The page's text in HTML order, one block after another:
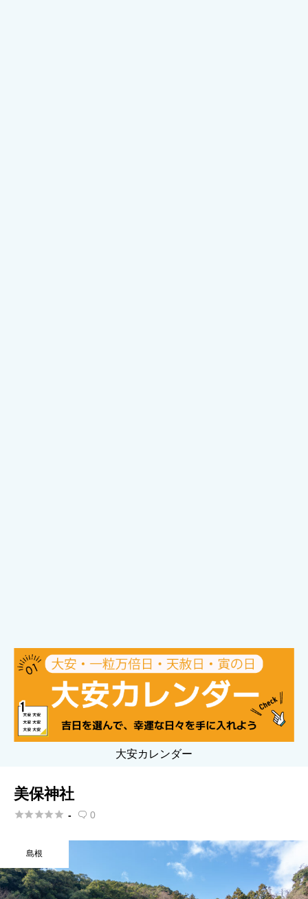
大安カレンダー
美保神社
 -  0
島根